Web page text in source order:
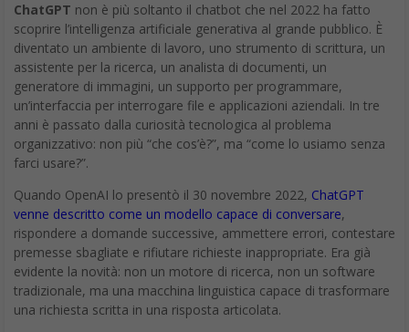
ChatGPT non è più soltanto il chatbot che nel 2022 ha fatto
scoprire l’intelligenza artificiale generativa al grande pubblico. È
diventato un ambiente di lavoro, uno strumento di scrittura, un
assistente per la ricerca, un analista di documenti, un
generatore di immagini, un supporto per programmare,
un’interfaccia per interrogare file e applicazioni aziendali. In tre
anni è passato dalla curiosità tecnologica al problema
organizzativo: non più “che cos’è?”, ma “come lo usiamo senza
farci usare?”.
Quando OpenAI lo presentò il 30 novembre 2022, ChatGPT
venne descritto come un modello capace di conversare,
rispondere a domande successive, ammettere errori, contestare
premesse sbagliate e rifiutare richieste inappropriate. Era già
evidente la novità: non un motore di ricerca, non un software
tradizionale, ma una macchina linguistica capace di trasformare
una richiesta scritta in una risposta articolata.